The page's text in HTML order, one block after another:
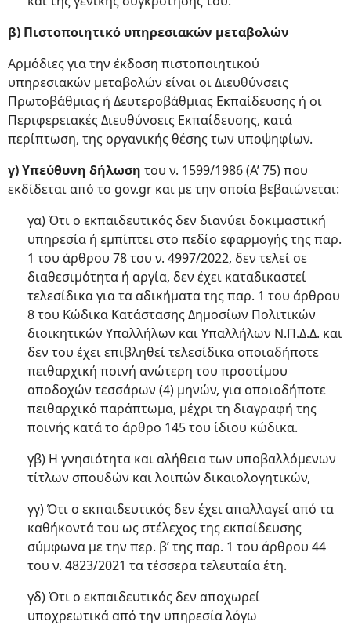
β) Πιστοποιητικό υπηρεσιακών μεταβολών
Αρμόδιες για την έκδοση πιστοποιητικού
υπηρεσιακών μεταβολών είναι οι Διευθύνσεις
Πρωτοβάθμιας ή Δευτεροβάθμιας Εκπαίδευσης ή οι
Περιφερειακές Διευθύνσεις Εκπαίδευσης, κατά
περίπτωση, της οργανικής θέσης των υποψηφίων.
γ) Υπεύθυνη δήλωση του ν. 1599/1986 (Α’ 75) που
εκδίδεται από το gov.gr και με την οποία βεβαιώνεται:
γα) Ότι ο εκπαιδευτικός δεν διανύει δοκιμαστική
υπηρεσία ή εμπίπτει στο πεδίο εφαρμογής της παρ.
1 του άρθρου 78 του ν. 4997/2022, δεν τελεί σε
διαθεσιμότητα ή αργία, δεν έχει καταδικαστεί
τελεσίδικα για τα αδικήματα της παρ. 1 του άρθρου
8 του Κώδικα Κατάστασης Δημοσίων Πολιτικών
διοικητικών Υπαλλήλων και Υπαλλήλων Ν.Π.Δ.Δ. και
δεν του έχει επιβληθεί τελεσίδικα οποιαδήποτε
πειθαρχική ποινή ανώτερη του προστίμου
αποδοχών τεσσάρων (4) μηνών, για οποιοδήποτε
πειθαρχικό παράπτωμα, μέχρι τη διαγραφή της
ποινής κατά το άρθρο 145 του ίδιου κώδικα.
γβ) Η γνησιότητα και αλήθεια των υποβαλλόμενων
τίτλων σπουδών και λοιπών δικαιολογητικών,
γγ) Ότι ο εκπαιδευτικός δεν έχει απαλλαγεί από τα
καθήκοντά του ως στέλεχος της εκπαίδευσης
σύμφωνα με την περ. β’ της παρ. 1 του άρθρου 44
του ν. 4823/2021 τα τέσσερα τελευταία έτη.
γδ) Ότι ο εκπαιδευτικός δεν αποχωρεί
υποχρεωτικά από την υπηρεσία λόγω